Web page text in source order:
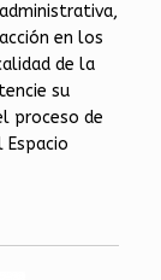
en los
de la
su
proceso de